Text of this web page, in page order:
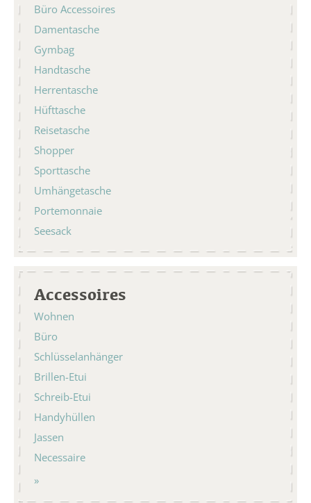
Büro Accessoires
Damentasche
Gymbag
Handtasche
Herrentasche
Hüfttasche
Reisetasche
Shopper
Sporttasche
Umhängetasche
Portemonnaie
Seesack
Accessoires
Wohnen
Büro
Schlüsselanhänger
Brillen-Etui
Schreib-Etui
Handyhüllen
Jassen
Necessaire